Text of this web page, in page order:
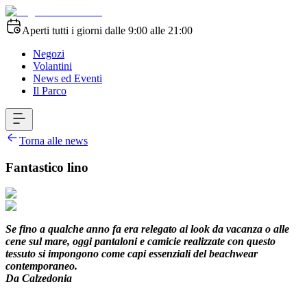
Aperti tutti i giorni dalle 9:00 alle 21:00
Negozi
Volantini
News ed Eventi
Il Parco
Torna alle news
Fantastico lino
Se fino a qualche anno fa era relegato ai look da vacanza o alle
cene sul mare, oggi pantaloni e camicie realizzate con questo
tessuto si impongono come capi essenziali del beachwear
contemporaneo.
Da Calzedonia